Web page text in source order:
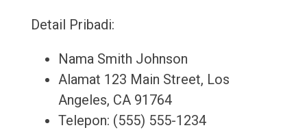
Detail Pribadi:
Nama Smith Johnson
Alamat 123 Main Street, Los
Angeles, CA 91764
Telepon: (555) 555-1234